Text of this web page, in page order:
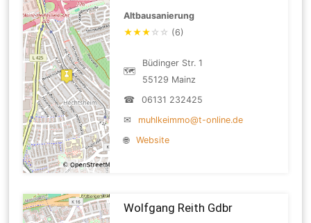
Altbausanierung
★★★ ☆ ☆ (6)
🗺
Büdinger Str. 1
55129 Mainz
☎
06131 232425
✉
muhlkeimmo@t-online.de
🌐
Website
Wolfgang Reith Gdbr